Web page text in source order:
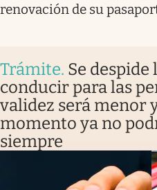
renovación de su
Trámite. Se despide
conducir para las
validez será menor
momento ya no
siempre